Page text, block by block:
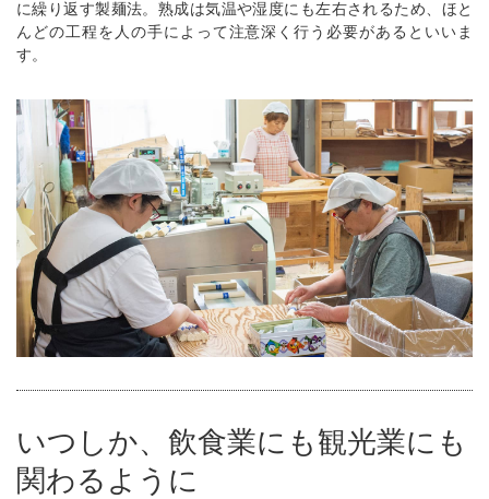
に繰り返す製麺法。熟成は気温や湿度にも左右されるため、ほと
んどの工程を人の手によって注意深く行う必要があるといいま
す。
いつしか、飲食業にも観光業にも
関わるように